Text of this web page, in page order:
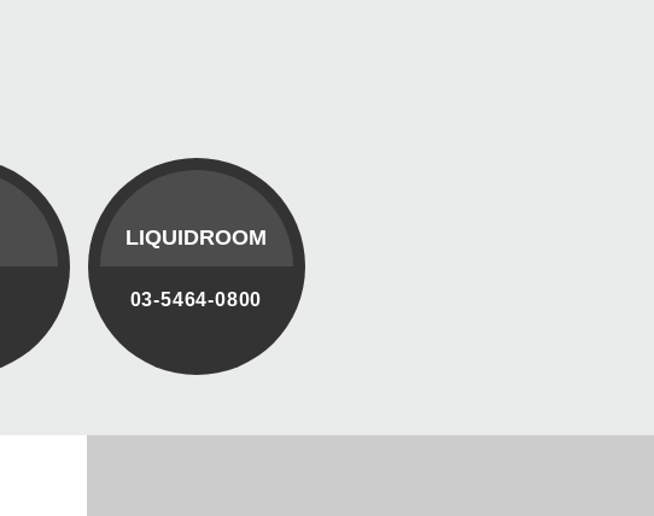
LIQUIDROOM
03-5464-0800